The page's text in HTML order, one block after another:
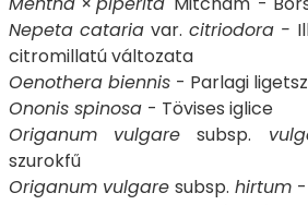
Nepeta cataria var. citriodora -
citromillatú változata
Oenothera biennis - Parlagi
Ononis spinosa - Tövises iglice
Origanum vulgaresubsp.
szurokfű
Origanum vulgare subsp. hirtum